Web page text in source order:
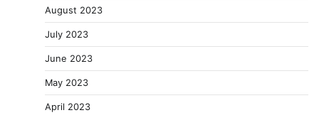
August 2023
July 2023
June 2023
May 2023
April 2023